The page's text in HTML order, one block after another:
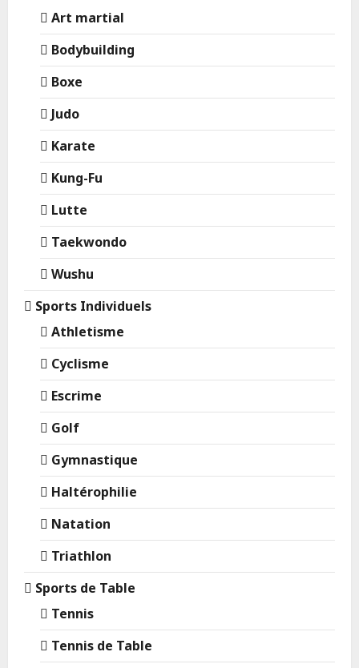
Art martial
Bodybuilding
Boxe
Judo
Karate
Kung-Fu
Lutte
Taekwondo
Wushu
Sports Individuels
Athletisme
Cyclisme
Escrime
Golf
Gymnastique
Haltérophilie
Natation
Triathlon
Sports de Table
Tennis
Tennis de Table